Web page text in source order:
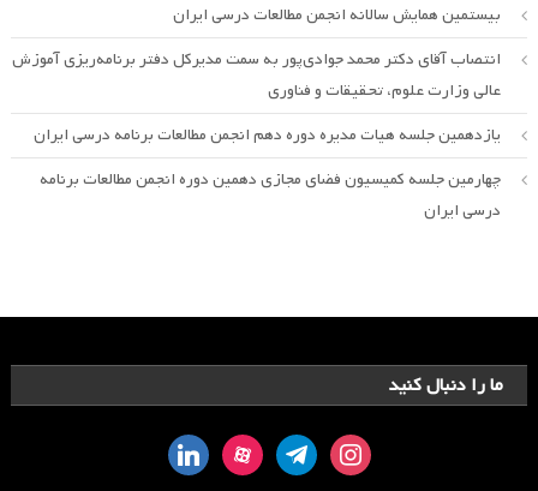
بیستمین همایش سالانه انجمن مطالعات درسی ایران
انتصاب آقای دکتر محمد جوادی‌پور به سمت مدیرکل دفتر برنامه‌ریزی آموزش
عالی وزارت علوم، تحقیقات و فناوری
یازدهمین جلسه هیات مدیره دوره دهم انجمن مطالعات برنامه درسی ایران
چهارمین جلسه کمیسیون فضای مجازی دهمین دوره انجمن مطالعات برنامه
درسی ایران
ما را دنبال کنید
instagram
telegram
aparat
linkedin